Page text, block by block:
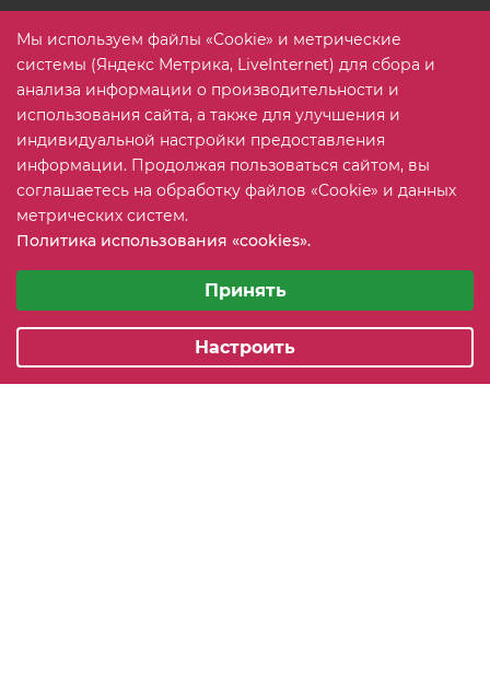
Условия оплаты
Условия доставки
Гарантия на товар
Вопрос-ответ
+7 (815) 2 606-608 ЗАКАЗАТЬ ЗВОНОК
info@mebeler51.ru
г. Мурманск, ул. Свердлова 11Б
Мы используем файлы «Cookie» и метрические
системы (Яндекс Метрика, LiveInternet) для сбора и
анализа информации о производительности и
использования сайта, а также для улучшения и
индивидуальной настройки предоставления
информации. Продолжая пользоваться сайтом, вы
соглашаетесь на обработку файлов «Cookie» и данных
метрических систем.
Политика использования «cookies».
Аналитические/Функциональные
Принять
Настроить